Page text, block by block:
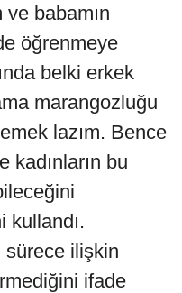
ve babamın
öğrenmeye
belki erkek
marangozluğu
lazım. Bence
kadınların bu
kullandı.
ilişkin
ifade